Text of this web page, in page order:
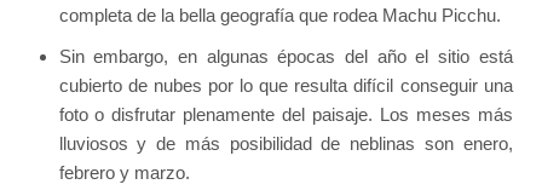
completa de la bella geografía que rodea Machu Picchu.
Sin embargo, en algunas épocas del año el sitio está
cubierto de nubes por lo que resulta difícil conseguir una
foto o disfrutar plenamente del paisaje. Los meses más
lluviosos y de más posibilidad de neblinas son enero,
febrero y marzo.